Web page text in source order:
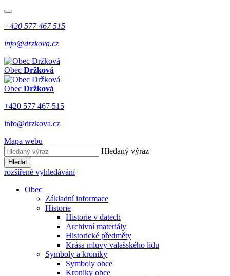
+420 577 467 515
info@drzkova.cz
Obec Držková
Obec Držková
+420 577 467 515
info@drzkova.cz
Mapa webu
Hledaný výraz
Hledat
rozšířené vyhledávání
Obec
Základní informace
Historie
Historie v datech
Archivní materiály
Historické předměty
Krása mluvy valašského lidu
Symboly a kroniky
Symboly obce
Kroniky obce